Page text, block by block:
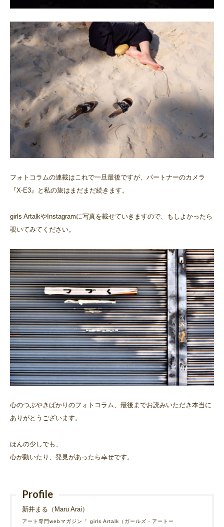
フォトコラムの連載はこれで一旦最後ですが、パートナーのカメラ
『X-E3』と私の旅はまだまだ続きます。
girls ArtalkやInstagramに写真を載せていきますので、もしよかったら
覗いてみてください。
心のつぶやきばかりのフォトコラム、最後までお読みいただき本当に
ありがとうございます。
ほんの少しでも、
心が動いたり、発見があったら幸せです。
Profile
新井まる（Maru Arai）
アート専門webマガジン「 girls Artalk（ガールズ・アートー